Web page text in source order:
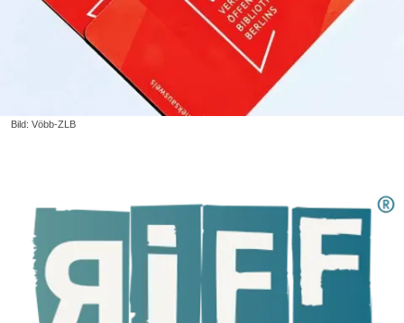
Bild: Vöbb-ZLB